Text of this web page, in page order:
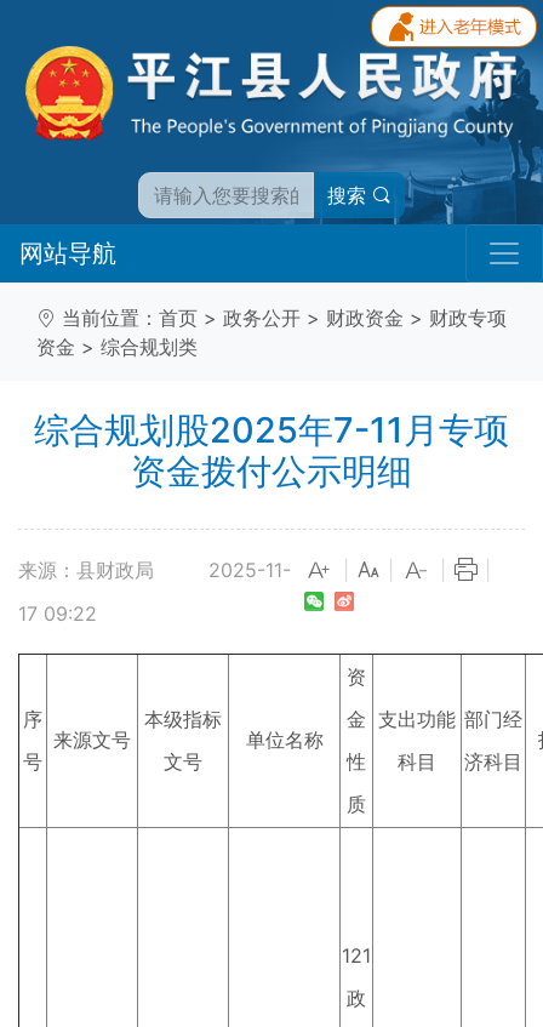
搜索
网站导航
当前位置： 首页 > 政务公开 > 财政资金 > 财政专项
资金 > 综合规划类
综合规划股2025年7-11月专项
资金拨付公示明细
来源：县财政局
2025-11-
17 09:22
序
号
来源文号
本级指标
文号
单位名称
资
金
性
质
支出功能
科目
部门经
济科目
121
政